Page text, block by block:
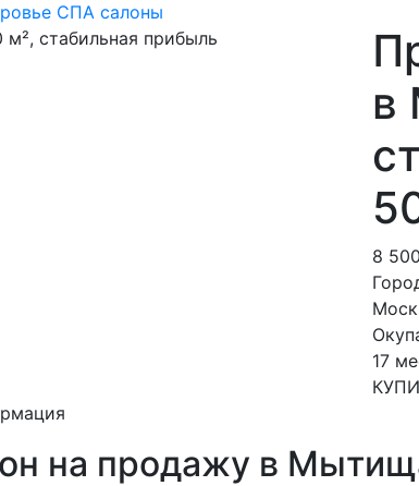
СПА салоны
в
8
17
на продажу в